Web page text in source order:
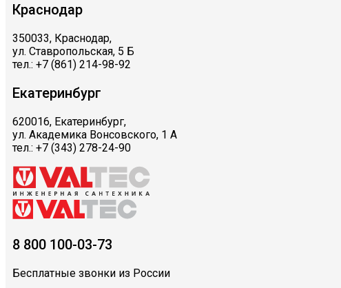
Краснодар
350033, Краснодар,
ул. Ставропольская, 5 Б
тел.: +7 (861) 214-98-92
Екатеринбург
620016, Екатеринбург,
ул. Академика Вонсовского, 1 А
тел.: +7 (343) 278-24-90
8 800 100-03-73
Бесплатные звонки из России